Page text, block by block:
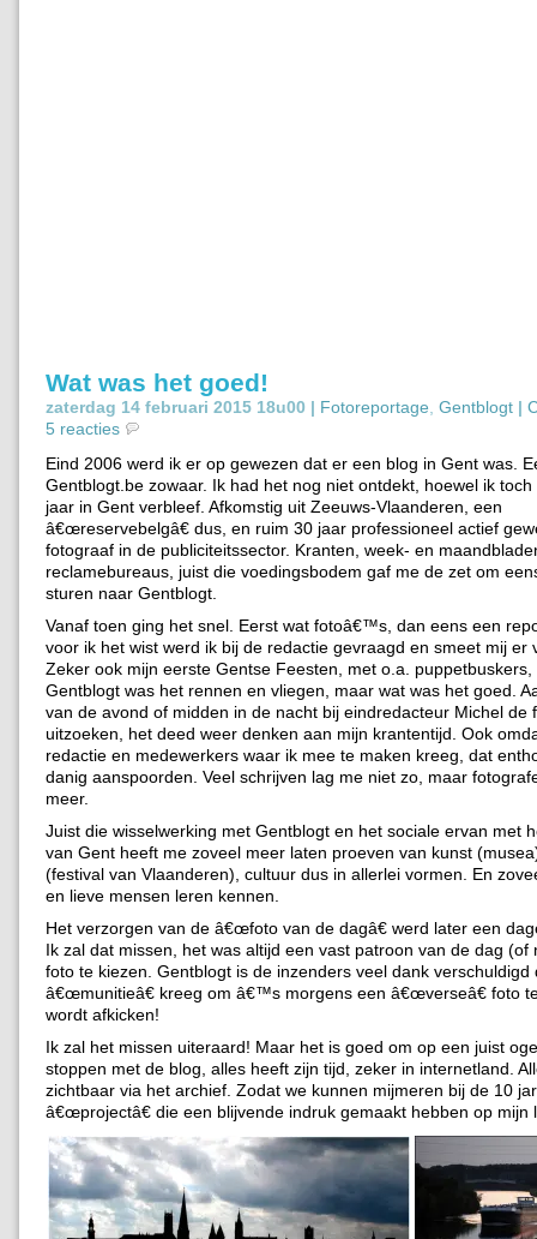
Wat was het goed!
zaterdag 14 februari 2015 18u00 | Fotoreportage Gentblogt |
5 reacties
Eind 2006 werd ik er op gewezen dat er een blog in Gent was.
Gentblogt.be zowaar. Ik had het nog niet ontdekt, hoewel ik
jaar in Gent verbleef. Afkomstig uit Zeeuws-Vlaanderen, een
â€œreservebelgâ€ dus, en ruim 30 jaar professioneel actief
fotograaf in de publiciteitssector. Kranten, week- en
reclamebureaus, juist die voedingsbodem gaf me de zet om
sturen naar Gentblogt.
Vanaf toen ging het snel. Eerst wat fotoâ€™s, dan eens een
voor ik het wist werd ik bij de redactie gevraagd en smeet mij er
Zeker ook mijn eerste Gentse Feesten, met o.a. puppetbuskers,
Gentblogt was het rennen en vliegen, maar wat was het goed.
van de avond of midden in de nacht bij eindredacteur Michel
uitzoeken, het deed weer denken aan mijn krantentijd. Ook
redactie en medewerkers waar ik mee te maken kreeg, dat
danig aanspoorden. Veel schrijven lag me niet zo, maar
meer.
Juist die wisselwerking met Gentblogt en het sociale ervan met
van Gent heeft me zoveel meer laten proeven van kunst
(festival van Vlaanderen), cultuur dus in allerlei vormen. En
en lieve mensen leren kennen.
Het verzorgen van de â€œfoto van de dagâ€ werd later een
Ik zal dat missen, het was altijd een vast patroon van de dag (of
foto te kiezen. Gentblogt is de inzenders veel dank verschuldigd
â€œmunitieâ€ kreeg om â€™s morgens een â€œverseâ€ foto
wordt afkicken!
Ik zal het missen uiteraard! Maar het is goed om op een juist
stoppen met de blog, alles heeft zijn tijd, zeker in internetland.
zichtbaar via het archief. Zodat we kunnen mijmeren bij de 10
â€œprojectâ€ die een blijvende indruk gemaakt hebben op mijn